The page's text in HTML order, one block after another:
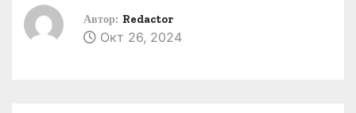
Автор: Redactor
Окт 26, 2024